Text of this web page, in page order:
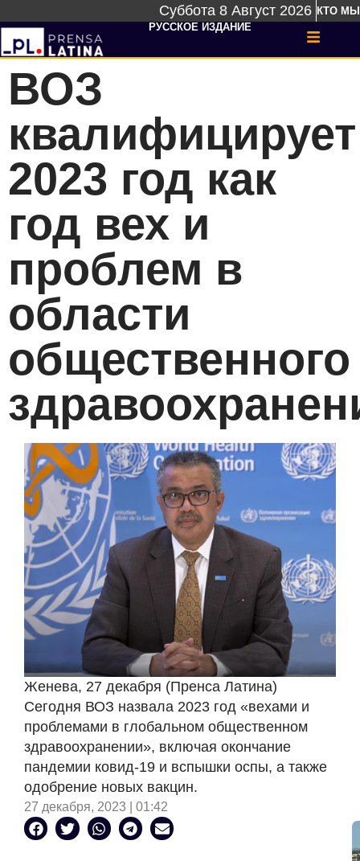
Суббота 8 Август 2026 КТО МЫ
РУССКОЕ ИЗДАНИЕ
ВОЗ
квалифицирует
2023 год как
год вех и
проблем в
области
общественного
Женева, 27 декабря (Пренса Латина)
Сегодня ВОЗ назвала 2023 год «вехами и
проблемами в глобальном общественном
здравоохранении», включая окончание
пандемии ковид-19 и вспышки оспы, а также
одобрение новых вакцин.
27 декабря, 2023 | 01:42